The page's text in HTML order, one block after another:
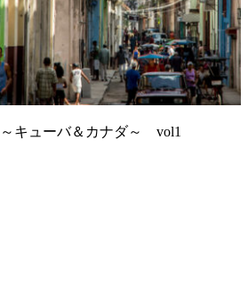
～キューバ＆カナダ～ vol1